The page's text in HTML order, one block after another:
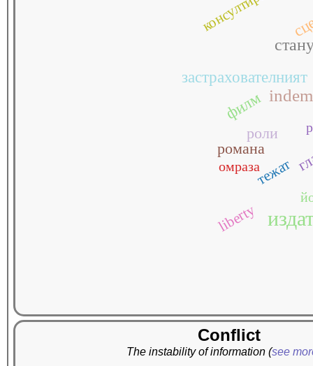
застрахователният
филм
роли
романа
liberty
тежат
омраза
Conflict
The instability of information (see